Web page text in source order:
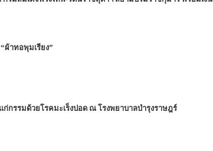
ผ้าทอพุมเรียง”
กรรมด้วยโรคมะเร็งปอด ณ โรงพยาบาลบำรุงราษฎร์